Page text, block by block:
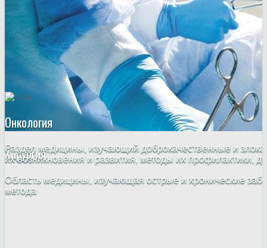
Хирургия
Область медицины, изучающая острые и хронические
метода
Онкология
Раздел медицины, изучающий доброкачественные и
их возникновения и развития, методы их профилактики,